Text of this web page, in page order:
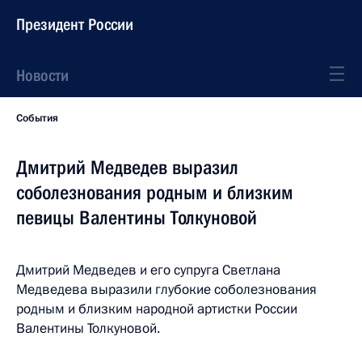
Президент России
Новости
События
Дмитрий Медведев выразил
соболезнования родным и близким
певицы Валентины Толкуновой
Дмитрий Медведев и его супруга Светлана
Медведева выразили глубокие соболезнования
родным и близким народной артистки России
Валентины Толкуновой.